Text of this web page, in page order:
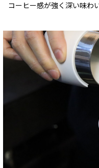
コーヒー感が強く深い味わ